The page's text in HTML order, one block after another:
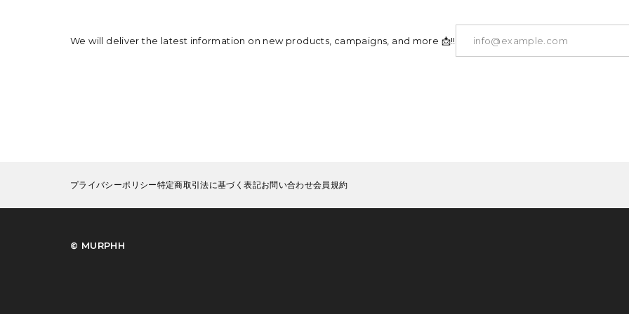
We will deliver the latest information on new products, campaigns, and more 📩!!
プライバシーポリシー特定商取引法に基づく表記お問い合わせ会員規約
©︎ MURPHH